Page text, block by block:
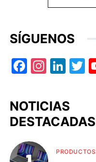
SÍGUENOS
Facebook
NOTICIAS
DESTACADAS
PRODUCTOS